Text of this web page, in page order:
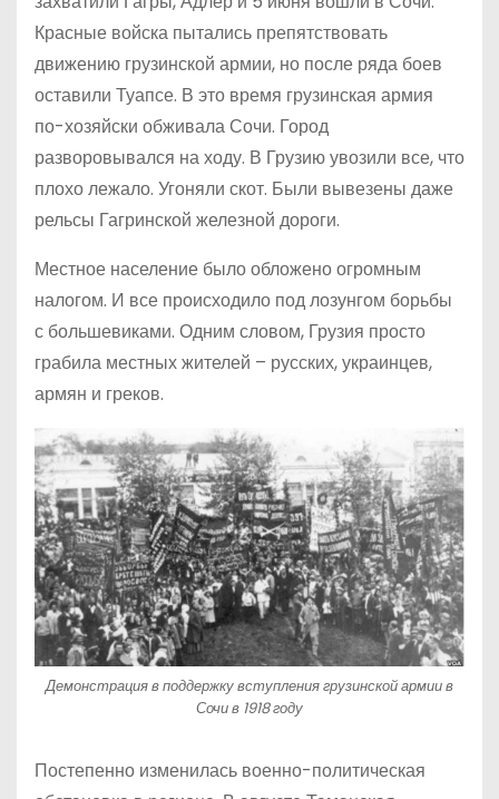
Красные войска пытались препятствовать
движению грузинской армии, но после ряда боев
оставили Туапсе. В это время грузинская армия
по-хозяйски обживала Сочи. Город
разворовывался на ходу. В Грузию увозили все, что
плохо лежало. Угоняли скот. Были вывезены даже
рельсы Гагринской железной дороги.
Местное население было обложено огромным
налогом. И все происходило под лозунгом борьбы
с большевиками. Одним словом, Грузия просто
грабила местных жителей – русских, украинцев,
армян и греков.
Демонстрация в поддержку вступления грузинской армии в
Сочи в 1918 году
Постепенно изменилась военно-политическая